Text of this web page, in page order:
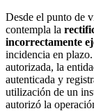
Desde el punto de
contempla la
incorrectamente
incidencia en
autorizada, la
autenticada y
utilización de un
autorizó la